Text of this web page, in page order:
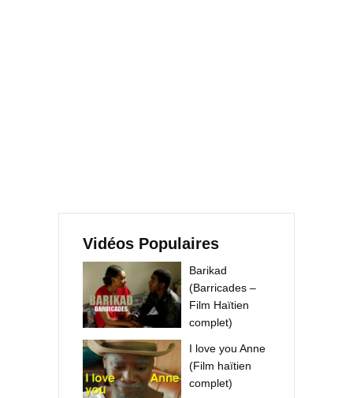
Vidéos Populaires
Barikad
(Barricades –
Film Haïtien
complet)
I love you Anne
(Film haïtien
complet)